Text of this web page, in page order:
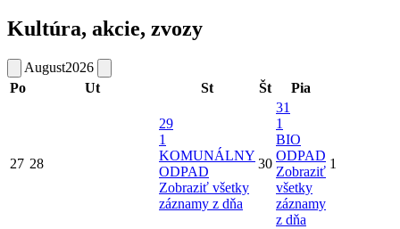
Kultúra, akcie, zvozy
August2026
Po
Ut St Št Pia
27 28
29
1
KOMUNÁLNY
ODPAD
Zobraziť všetky
záznamy z dňa
30
31
1
BIO
ODPAD
Zobraziť
všetky
záznamy
z dňa
1